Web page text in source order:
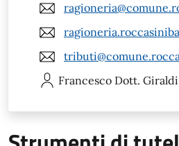
Francesco Dott. Giraldi